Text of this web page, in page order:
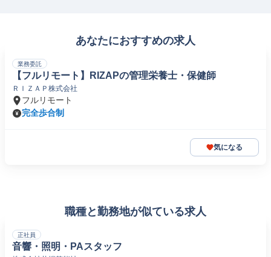
あなたにおすすめの求人
業務委託
【フルリモート】RIZAPの管理栄養士・保健師
ＲＩＺＡＰ株式会社
フルリモート
完全歩合制
気になる
職種と勤務地が似ている求人
正社員
音響・照明・PAスタッフ